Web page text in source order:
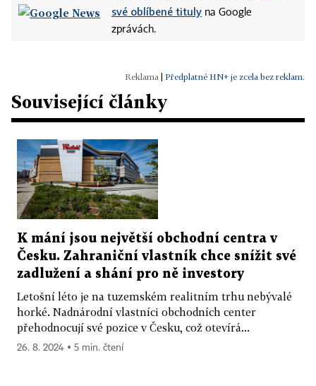
své oblíbené tituly na Google
zprávách.
Předplatné HN+ je zcela bez reklam.
Související články
K mání jsou největší obchodní centra v
Česku. Zahraniční vlastník chce snížit své
zadlužení a shání pro ně investory
Letošní léto je na tuzemském realitním trhu nebývalé
horké. Nadnárodní vlastníci obchodních center
přehodnocují své pozice v Česku, což otevírá...
26. 8. 2024 ▪ 5 min. čtení